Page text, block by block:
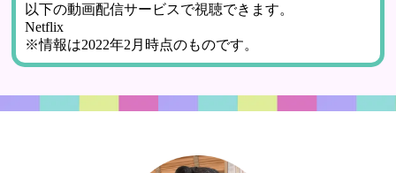
以下の動画配信サービスで視聴できます。
Netflix
※情報は2022年2月時点のものです。